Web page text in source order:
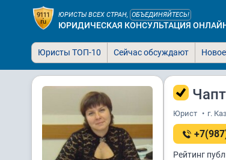
ЮРИСТЫ ВСЕХ СТРАН, ОБЪЕДИНЯЙТЕСЬ!
ЮРИДИЧЕСКАЯ КОНСУЛЬТАЦИЯ
Юристы ТОП-10 Сейчас обсуждают Новое
Юрист • г.
Рейтинг